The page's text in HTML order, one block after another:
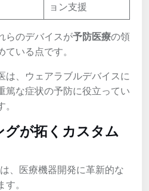
ョン支援
らのデバイスが予防医療の領
いる点です。
は、ウェアラブルデバイスに
篤な症状の予防に役立ってい
が拓くカスタム
、医療機器開発に革新的な
。